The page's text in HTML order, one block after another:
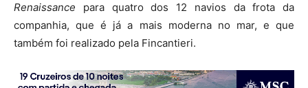
Renaissance para quatro dos 12 navios da frota da
companhia, que é já a mais moderna no mar, e que
também foi realizado pela Fincantieri.